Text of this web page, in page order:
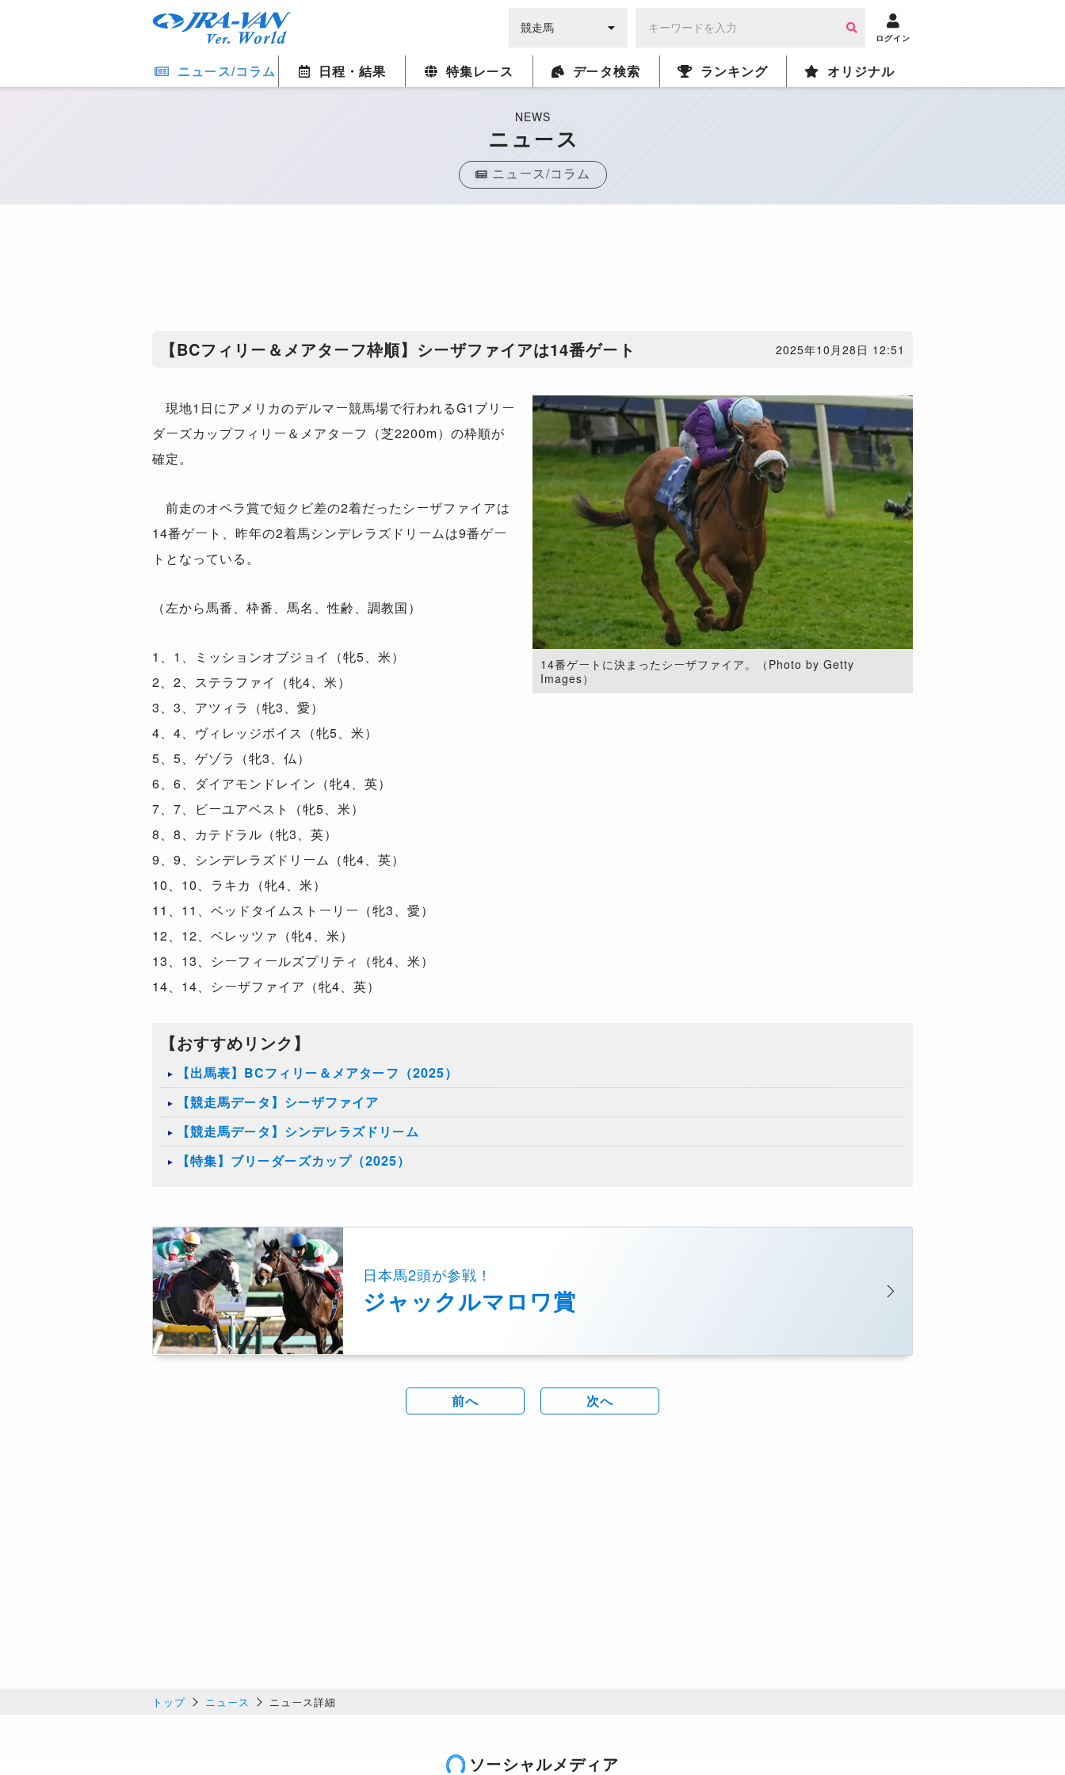
ログイン
ニュース/コラム 日程・結果 特集レース データ検索 ランキング オリジナル
NEWS
ニュース
ニュース/コラム
【BCフィリー＆メアターフ枠順】シーザファイアは14番ゲート 2025年10月28日 12:51
14番ゲートに決まったシーザファイア。（Photo by Getty
Images）
現地1日にアメリカのデルマー競馬場で行われるG1ブリー
ダーズカップフィリー＆メアターフ（芝2200m）の枠順が
確定。
前走のオペラ賞で短クビ差の2着だったシーザファイアは
14番ゲート、昨年の2着馬シンデレラズドリームは9番ゲー
トとなっている。
（左から馬番、枠番、馬名、性齢、調教国）
1、1、ミッションオブジョイ（牝5、米）
2、2、ステラファイ（牝4、米）
3、3、アツィラ（牝3、愛）
4、4、ヴィレッジボイス（牝5、米）
5、5、ゲゾラ（牝3、仏）
6、6、ダイアモンドレイン（牝4、英）
7、7、ビーユアベスト（牝5、米）
8、8、カテドラル（牝3、英）
9、9、シンデレラズドリーム（牝4、英）
10、10、ラキカ（牝4、米）
11、11、ベッドタイムストーリー（牝3、愛）
12、12、ベレッツァ（牝4、米）
13、13、シーフィールズプリティ（牝4、米）
14、14、シーザファイア（牝4、英）
【おすすめリンク】
【出馬表】BCフィリー＆メアターフ（2025）
【競走馬データ】シーザファイア
【競走馬データ】シンデレラズドリーム
【特集】ブリーダーズカップ（2025）
日本馬2頭が参戦！
ジャックルマロワ賞
前へ 次へ
トップ ニュース ニュース詳細
ソーシャルメディア